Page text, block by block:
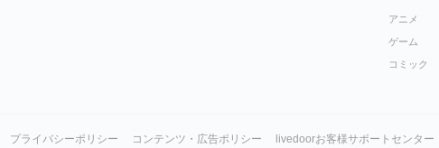
アニメ
ゲーム
コミック
プライバシーポリシー コンテンツ・広告ポリシー livedoorお客様サポートセンター